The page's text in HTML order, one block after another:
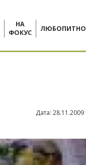
НА
ФОКУС
ЛЮБОПИТНО
Дата: 28.11.2009